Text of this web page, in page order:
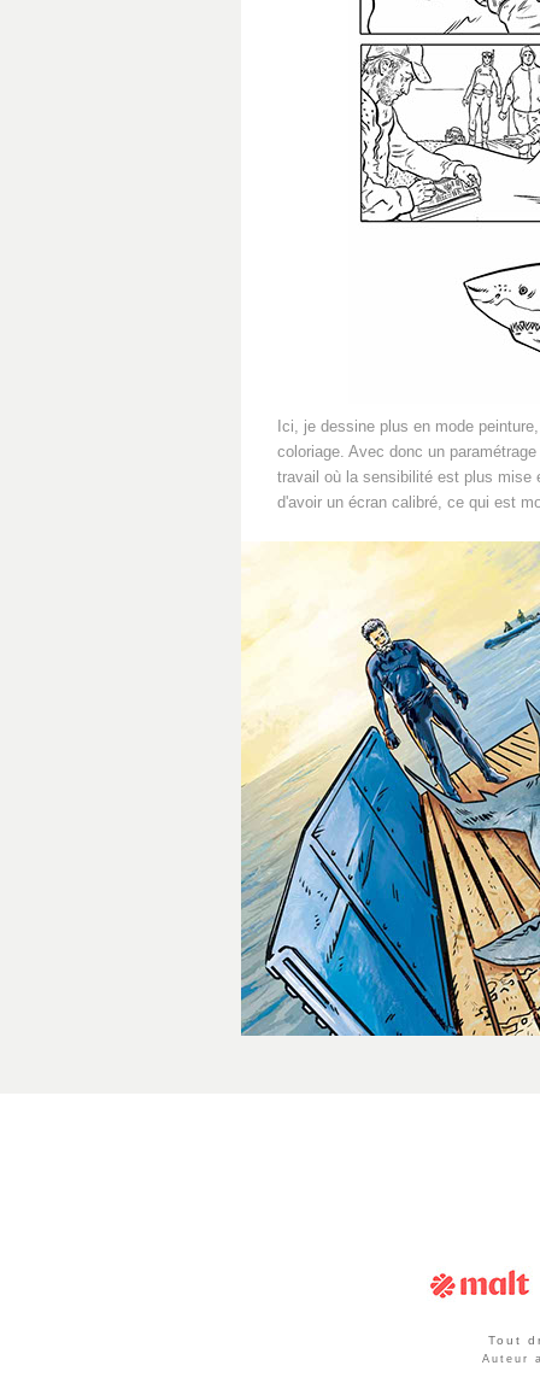
Ici, je dessine plus en mode
coloriage. Avec donc un
travail où la sensibilité est plus mise
d'avoir un écran calibré, ce qui est
Tout
Auteur